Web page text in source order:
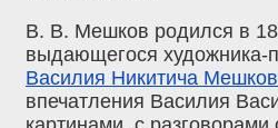
В. В. Мешков родился в
выдающегося художника-
Василия Никитича
впечатления Василия